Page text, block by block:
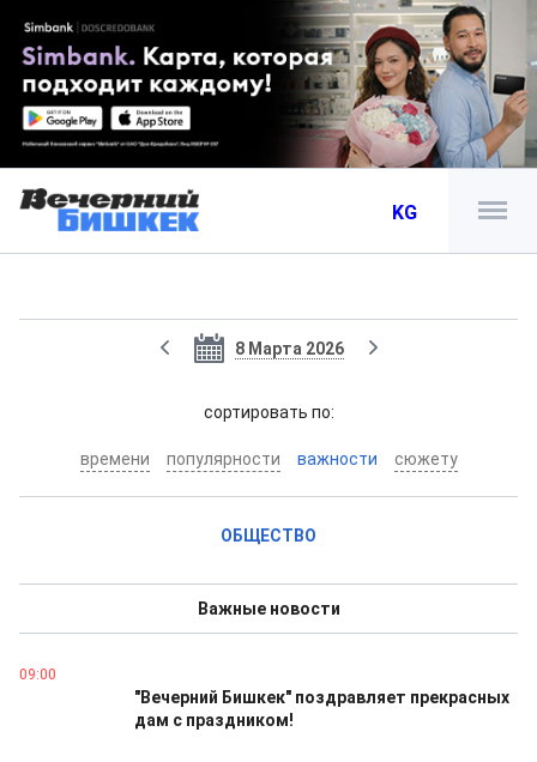
KG
8 Марта 2026
cортировать по:
времени популярности важности сюжету
ОБЩЕСТВО
Важные новости
09:00
"Вечерний Бишкек" поздравляет прекрасных
дам с праздником!